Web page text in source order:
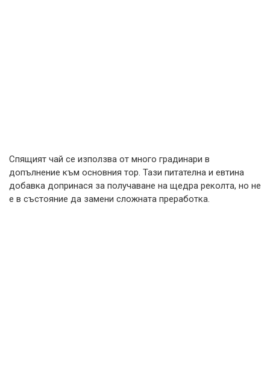
Спящият чай се използва от много градинари в
допълнение към основния тор. Тази питателна и евтина
добавка допринася за получаване на щедра реколта, но не
е в състояние да замени сложната преработка.